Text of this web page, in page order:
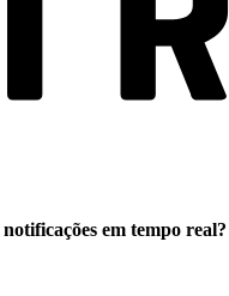
notificações em tempo real?